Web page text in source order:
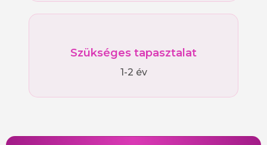
Szükséges tapasztalat
1-2 év